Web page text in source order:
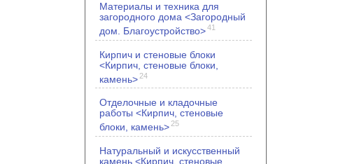
Материалы и техника для
загородного дома <Загородный
дом. Благоустройство>41
Кирпич и стеновые блоки
<Кирпич, стеновые блоки,
камень> 24
Отделочные и кладочные
работы <Кирпич, стеновые
блоки, камень> 25
Натуральный и искусственный
камень <Кирпич, стеновые